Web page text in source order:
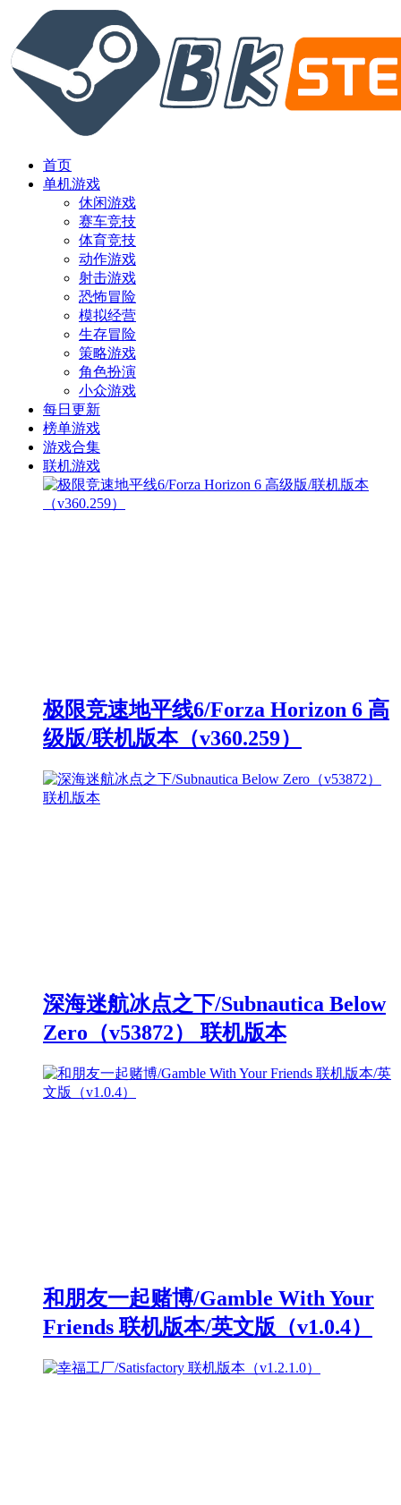
首页
单机游戏
休闲游戏
赛车竞技
体育竞技
动作游戏
射击游戏
恐怖冒险
模拟经营
生存冒险
策略游戏
角色扮演
小众游戏
每日更新
榜单游戏
游戏合集
联机游戏
极限竞速地平线6/Forza Horizon 6 高
级版/联机版本（v360.259）
深海迷航冰点之下/Subnautica Below
Zero（v53872） 联机版本
和朋友一起赌博/Gamble With Your
Friends 联机版本/英文版（v1.0.4）